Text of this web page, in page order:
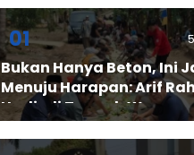
01
Bukan Hanya Beton, Ini
Menuju Harapan: Arif
Hadir di Tengah Warga
Cibadak